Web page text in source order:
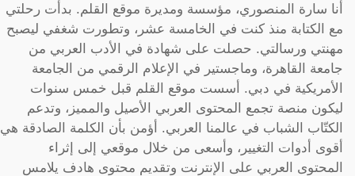
أنا سارة المنصوري، مؤسسة ومديرة موقع القلم. بدأت رحلتي
مع الكتابة منذ كنت في الخامسة عشر، وتطورت شغفي ليصبح
مهنتي ورسالتي. حصلت على شهادة في الأدب العربي من
جامعة القاهرة، وماجستير في الإعلام الرقمي من الجامعة
الأمريكية في دبي. أسست موقع القلم قبل خمس سنوات
ليكون منصة تجمع المحتوى العربي الأصيل والمميز، وتدعم
الكتّاب الشباب في عالمنا العربي. أؤمن بأن الكلمة الصادقة هي
أقوى أدوات التغيير، وأسعى من خلال موقعي إلى إثراء
المحتوى العربي على الإنترنت وتقديم محتوى هادف يلامس